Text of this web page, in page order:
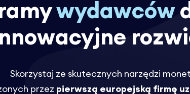
wydawców
Skorzystaj ze skutecznych narzędzi
przez pierwszą europejską firmę